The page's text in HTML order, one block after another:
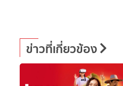
ข่าวที่เกี่ยวข้อง